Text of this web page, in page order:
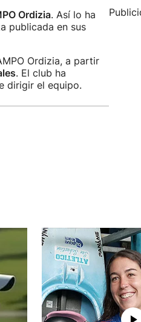
Ordizia. Así lo ha
publicada en sus
Ordizia, a partir
. El club ha
dirigir el equipo.